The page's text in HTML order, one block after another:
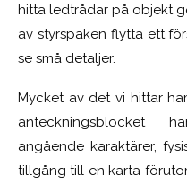
hitta ledtrådar på objekt
av styrspaken flytta ett
se små detaljer.
Mycket av det vi hittar
anteckningsblocket
angående karaktärer,
tillgång till en karta